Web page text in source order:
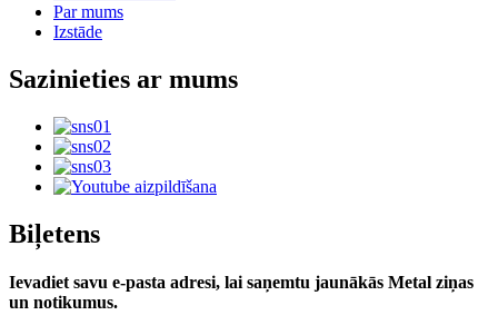
Par mums
Izstāde
Sazinieties ar mums
Biļetens
Ievadiet savu e-pasta adresi, lai saņemtu jaunākās Metal ziņas
un notikumus.